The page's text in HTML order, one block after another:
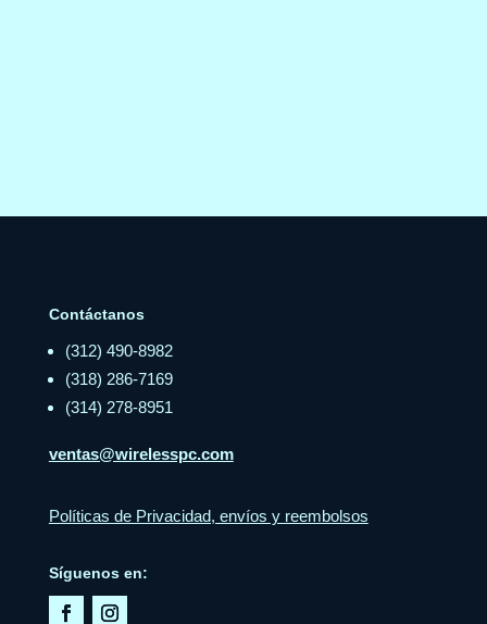
Contáctanos
(312) 490-8982
(318) 286-7169
(314) 278-8951
ventas@wirelesspc.com
Políticas de Privacidad, envíos y reembolsos
Síguenos en: